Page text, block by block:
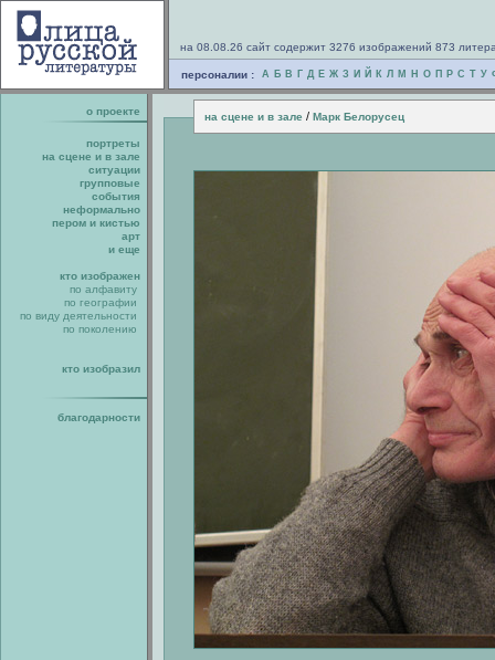
на 08.08.26 сайт содержит 3276 изображений 873
персоналии : А Б В Г Д Е Ж З И Й К Л М Н О П Р С Т У
о проекте на сцене и в зале / Марк Белорусец
портреты
на сцене и в зале
ситуации
групповые
события
неформально
пером и кистью
арт
и еще
кто изображен
по алфавиту
по географии
по виду деятельности
по поколению
кто изобразил
благодарности